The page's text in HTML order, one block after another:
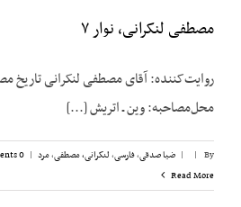
مصطفی لنکرانی، نوار ۷
محل‌مصاحبه: وین ـ اتریش [...]
By
|
| ضیا صدقی,فارسی,لنکرانی، مصطفی,مرد |
0 Comments
Read More